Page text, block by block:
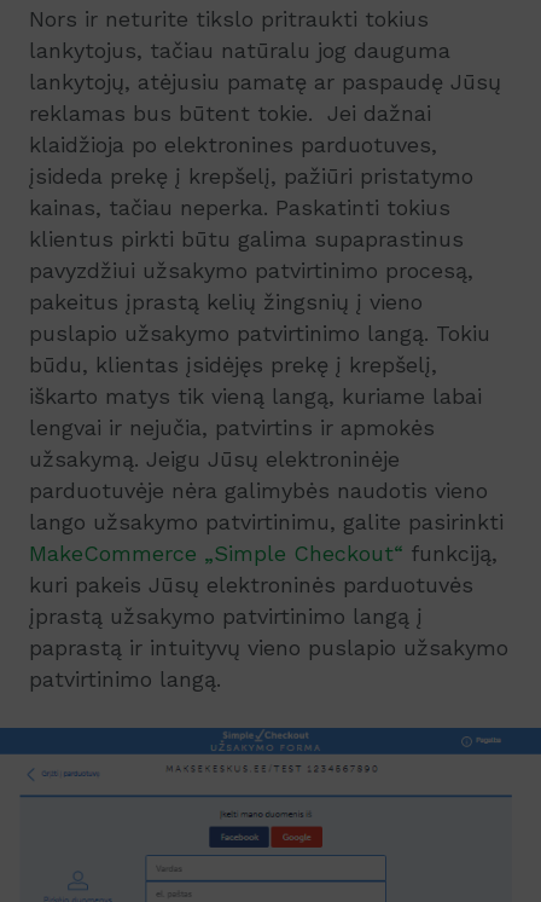
Nors ir neturite tikslo pritraukti tokius
lankytojus, tačiau natūralu jog dauguma
lankytojų, atėjusiu pamatę ar paspaudę Jūsų
reklamas bus būtent tokie. Jei dažnai
klaidžioja po elektronines parduotuves,
įsideda prekę į krepšelį, pažiūri pristatymo
kainas, tačiau neperka. Paskatinti tokius
klientus pirkti būtu galima supaprastinus
pavyzdžiui užsakymo patvirtinimo procesą,
pakeitus įprastą kelių žingsnių į vieno
puslapio užsakymo patvirtinimo langą. Tokiu
būdu, klientas įsidėjęs prekę į krepšelį,
iškarto matys tik vieną langą, kuriame labai
lengvai ir nejučia, patvirtins ir apmokės
užsakymą. Jeigu Jūsų elektroninėje
parduotuvėje nėra galimybės naudotis vieno
lango užsakymo patvirtinimu, galite pasirinkti
MakeCommerce „Simple Checkout“ funkciją,
kuri pakeis Jūsų elektroninės parduotuvės
įprastą užsakymo patvirtinimo langą į
paprastą ir intuityvų vieno puslapio užsakymo
patvirtinimo langą.